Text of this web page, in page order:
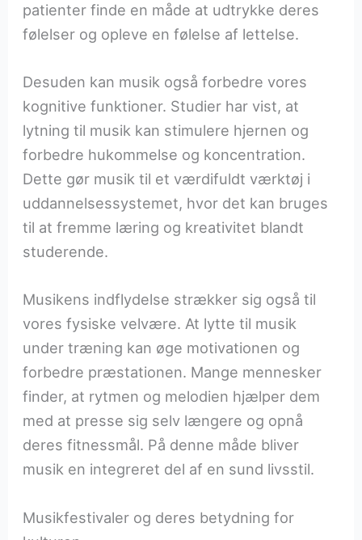
patienter finde en måde at udtrykke deres
følelser og opleve en følelse af lettelse.
Desuden kan musik også forbedre vores
kognitive funktioner. Studier har vist, at
lytning til musik kan stimulere hjernen og
forbedre hukommelse og koncentration.
Dette gør musik til et værdifuldt værktøj i
uddannelsessystemet, hvor det kan bruges
til at fremme læring og kreativitet blandt
studerende.
Musikens indflydelse strækker sig også til
vores fysiske velvære. At lytte til musik
under træning kan øge motivationen og
forbedre præstationen. Mange mennesker
finder, at rytmen og melodien hjælper dem
med at presse sig selv længere og opnå
deres fitnessmål. På denne måde bliver
musik en integreret del af en sund livsstil.
Musikfestivaler og deres betydning for